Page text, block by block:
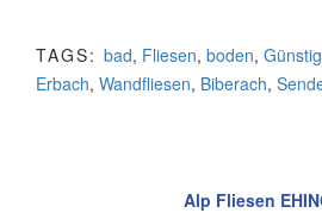
TAGS: bad, Fliesen, boden, Günstig
Erbach, Wandfliesen, Biberach,
Alp Fliesen